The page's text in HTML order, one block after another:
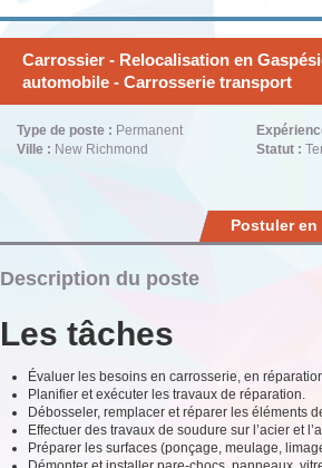
Carrossier - Relocalisation en
automobile - Carrosserie transport
Type de poste : Permanent
Ville : New Richmond
Statut :
Postuler
Description du poste
Les tâches
Évaluer les besoins en carrosserie, en
Planifier et exécuter les travaux de réparation.
Débosseler, remplacer et réparer les éléments
Effectuer des travaux de soudure sur l’acier et
Préparer les surfaces (ponçage, meulage,